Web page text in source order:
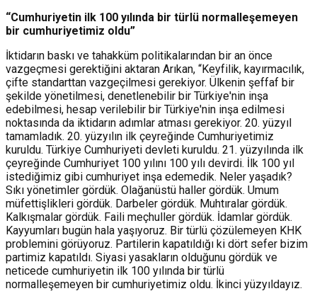
“Cumhuriyetin ilk 100 yılında bir türlü normalleşemeyen
bir cumhuriyetimiz oldu”
İktidarın baskı ve tahakküm politikalarından bir an önce
vazgeçmesi gerektiğini aktaran Arıkan, “Keyfilik, kayırmacılık,
çifte standarttan vazgeçilmesi gerekiyor. Ülkenin şeffaf bir
şekilde yönetilmesi, denetlenebilir bir Türkiye'nin inşa
edebilmesi, hesap verilebilir bir Türkiye'nin inşa edilmesi
noktasında da iktidarın adımlar atması gerekiyor. 20. yüzyıl
tamamladık. 20. yüzyılın ilk çeyreğinde Cumhuriyetimiz
kuruldu. Türkiye Cumhuriyeti devleti kuruldu. 21. yüzyılında ilk
çeyreğinde Cumhuriyet 100 yılını 100 yılı devirdi. İlk 100 yıl
istediğimiz gibi cumhuriyet inşa edemedik. Neler yaşadık?
Sıkı yönetimler gördük. Olağanüstü haller gördük. Umum
müfettişlikleri gördük. Darbeler gördük. Muhtıralar gördük.
Kalkışmalar gördük. Faili meçhuller gördük. İdamlar gördük.
Kayyumları bugün hala yaşıyoruz. Bir türlü çözülemeyen KHK
problemini görüyoruz. Partilerin kapatıldığı ki dört sefer bizim
partimiz kapatıldı. Siyasi yasakların olduğunu gördük ve
neticede cumhuriyetin ilk 100 yılında bir türlü
normalleşemeyen bir cumhuriyetimiz oldu. İkinci yüzyıldayız.